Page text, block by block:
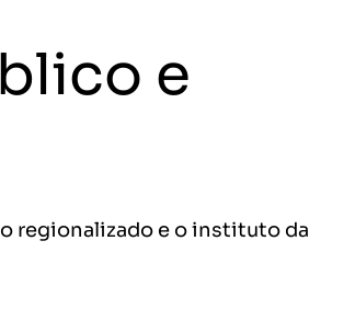
e
regionalizado e o instituto da